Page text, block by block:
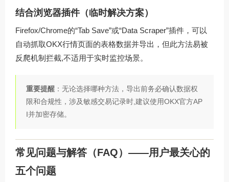
结合浏览器插件（临时解决方案）
Firefox/Chrome的“Tab Save”或“Data Scraper”插件，可以
自动抓取OKX行情页面的表格数据并导出，但此方法易被
反爬机制拦截,不适用于实时监控场景。
重要提醒 ：无论选择哪种方法，导出前务必确认数据权
限和合规性，涉及敏感交易记录时,建议使用OKX官方AP
I并加密存储。
常见问题与解答（FAQ）——用户最关心的
五个问题